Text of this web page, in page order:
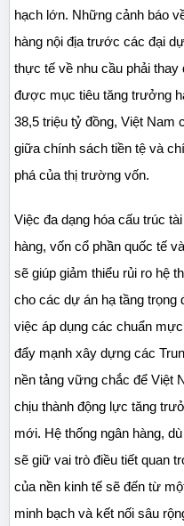
hạch lớn. Những cảnh báo
hàng nội địa trước các đại
thực tế về nhu cầu phải
được mục tiêu tăng trưởng
38,5 triệu tỷ đồng, Việt Nam
giữa chính sách tiền tệ và
phá của thị trường vốn.
Việc đa dạng hóa cấu trúc
hàng, vốn cổ phần quốc tế
sẽ giúp giảm thiểu rủi ro hệ
cho các dự án hạ tầng
việc áp dụng các chuẩn
đẩy mạnh xây dựng các
nền tảng vững chắc để Việt
chịu thành động lực tăng
mới. Hệ thống ngân hàng,
sẽ giữ vai trò điều tiết quan
của nền kinh tế sẽ đến từ
minh bạch và kết nối sâu